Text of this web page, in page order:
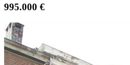
995.000 €